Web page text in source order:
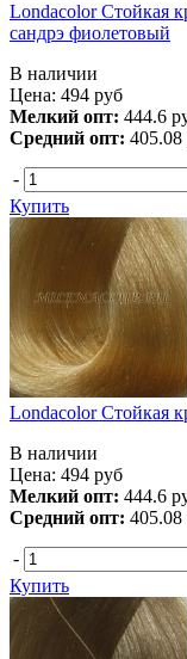
Londacolor Стойкая
сандрэ фиолетовый
В наличии
Цена: 494 руб
Мелкий опт: 444.6
Средний опт: 405.08
-
Купить
Londacolor Стойкая
В наличии
Цена: 494 руб
Мелкий опт: 444.6
Средний опт: 405.08
-
Купить